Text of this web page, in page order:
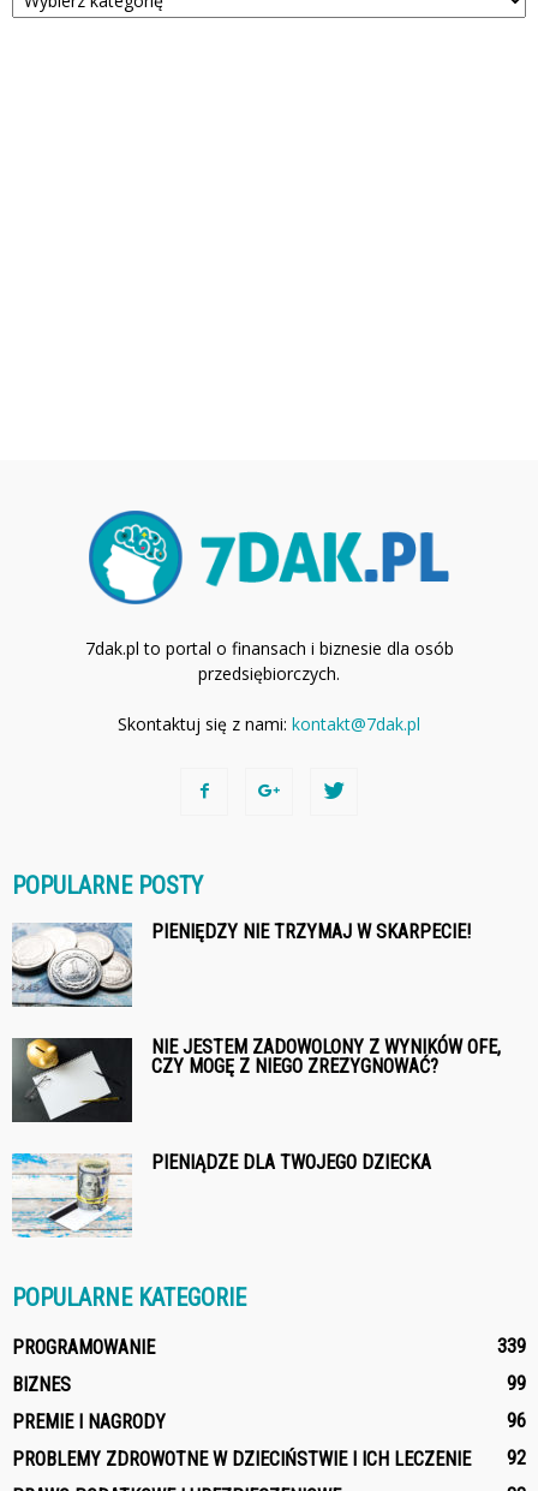
7dak.pl to portal o finansach i biznesie dla osób
przedsiębiorczych.
Skontaktuj się z nami: kontakt@7dak.pl
POPULARNE POSTY
PIENIĘDZY NIE TRZYMAJ W SKARPECIE!
NIE JESTEM ZADOWOLONY Z WYNIKÓW OFE,
CZY MOGĘ Z NIEGO ZREZYGNOWAĆ?
PIENIĄDZE DLA TWOJEGO DZIECKA
POPULARNE KATEGORIE
PROGRAMOWANIE
339
BIZNES
99
PREMIE I NAGRODY
96
PROBLEMY ZDROWOTNE W DZIECIŃSTWIE I ICH LECZENIE
92